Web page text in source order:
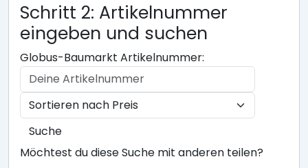
Schritt 2: Artikelnummer
eingeben und suchen
Globus-Baumarkt Artikelnummer:
Suche
Möchtest du diese Suche mit anderen teilen?